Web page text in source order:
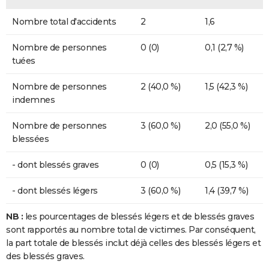
Nombre total d'accidents 2 1,6
Nombre de personnes
tuées
0 (0) 0,1 (2,7 %)
Nombre de personnes
indemnes
2 (40,0 %) 1,5 (42,3 %)
Nombre de personnes
blessées
3 (60,0 %) 2,0 (55,0 %)
- dont blessés graves 0 (0) 0,5 (15,3 %)
- dont blessés légers 3 (60,0 %) 1,4 (39,7 %)
NB : les pourcentages de blessés légers et de blessés graves
sont rapportés au nombre total de victimes. Par conséquent,
la part totale de blessés inclut déjà celles des blessés légers et
des blessés graves.